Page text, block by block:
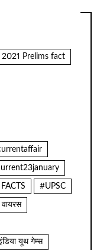
2021 Prelims fact
#UPSC
वायरस
यूथ गेम्स